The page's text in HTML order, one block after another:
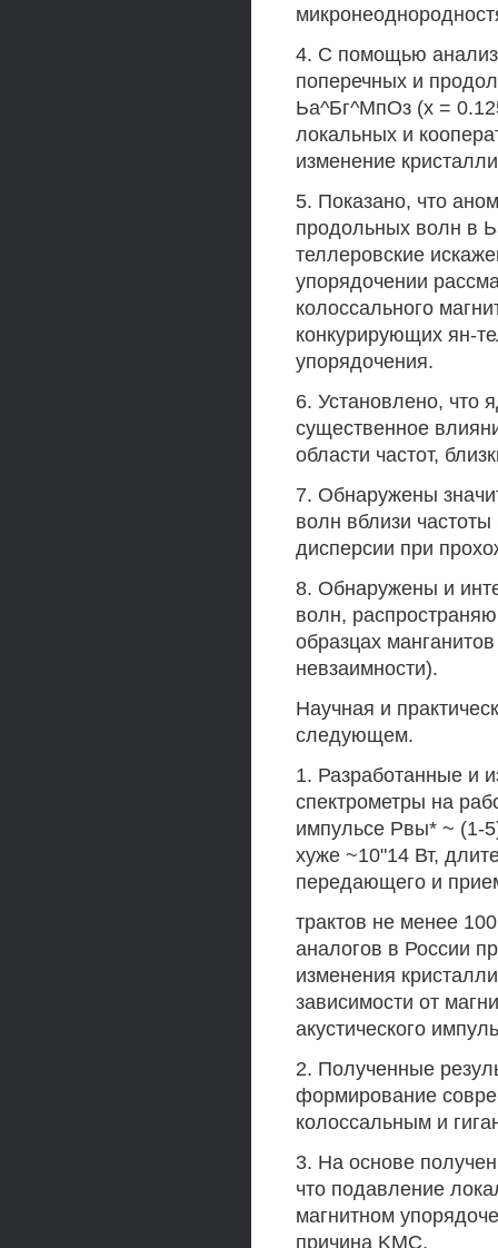
4. С помощью
поперечных и
Ьа^Бг^МпОз (х =
локальных и
изменение
5. Показано, что
продольных волн в
теллеровские
упорядочении
колоссального
конкурирующих ян-
упорядочения.
6. Установлено, что
существенное
области частот,
7. Обнаружены
волн вблизи
дисперсии при
8. Обнаружены и
волн,
образцах
невзаимности).
Научная и
следующем.
1. Разработанные и
спектрометры на
импульсе Рвы* ~ (1-
хуже ~10"14 Вт,
передающего и
трактов не менее
аналогов в России
изменения
зависимости от
акустического
2. Полученные
формирование
колоссальным и
3. На основе
что подавление
магнитном
причина KMC.